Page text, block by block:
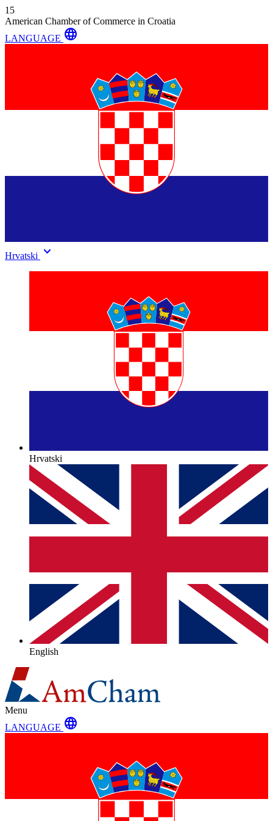
15
American Chamber of Commerce in Croatia
LANGUAGE language
Hrvatski keyboard_arrow_down
Hrvatski
English
Menu
LANGUAGE language